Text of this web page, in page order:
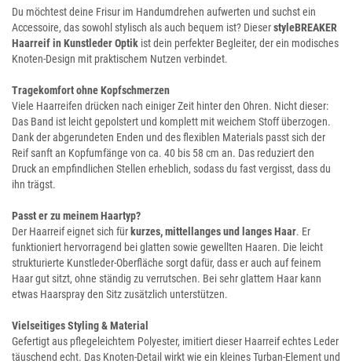
Du möchtest deine Frisur im Handumdrehen aufwerten und suchst ein
Accessoire, das sowohl stylisch als auch bequem ist? DieserstyleBREAKER
Haarreif in Kunstleder Optik ist dein perfekter Begleiter, der ein modisches
Knoten-Design mit praktischem Nutzen verbindet.
Tragekomfort ohne Kopfschmerzen
Viele Haarreifen drücken nach einiger Zeit hinter den Ohren. Nicht dieser:
Das Band ist leicht gepolstert und komplett mit weichem Stoff überzogen.
Dank der abgerundeten Enden und des flexiblen Materials passt sich der
Reif sanft an Kopfumfänge von ca. 40 bis 58 cm an. Das reduziert den
Druck an empfindlichen Stellen erheblich, sodass du fast vergisst, dass du
ihn trägst.
Passt er zu meinem Haartyp?
Der Haarreif eignet sich für kurzes, mittellanges und langes Haar. Er
funktioniert hervorragend bei glatten sowie gewellten Haaren. Die leicht
strukturierte Kunstleder-Oberfläche sorgt dafür, dass er auch auf feinem
Haar gut sitzt, ohne ständig zu verrutschen. Bei sehr glattem Haar kann
etwas Haarspray den Sitz zusätzlich unterstützen.
Vielseitiges Styling & Material
Gefertigt aus pflegeleichtem Polyester, imitiert dieser Haarreif echtes Leder
täuschend echt. Das Knoten-Detail wirkt wie ein kleines Turban-Element und